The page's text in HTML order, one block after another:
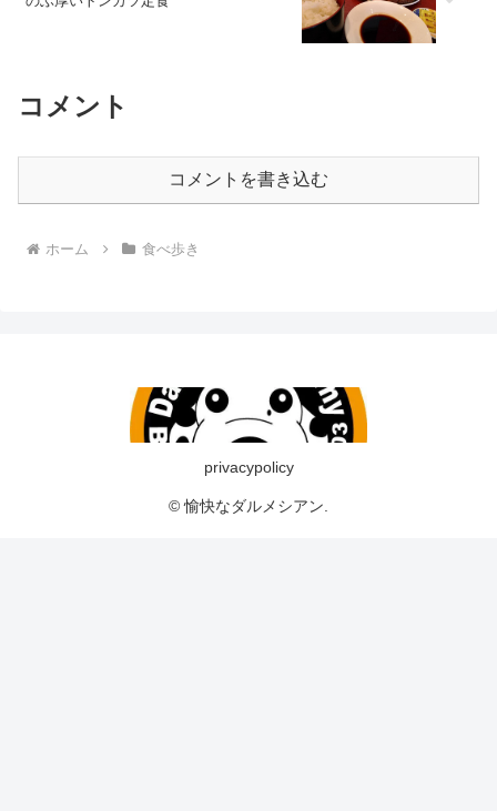
コメント
コメントを書き込む
ホーム 食べ歩き
privacypolicy
© 愉快なダルメシアン.